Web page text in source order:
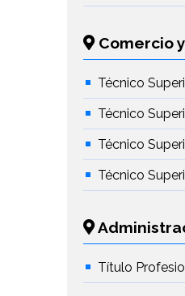
Comercio
Técnico
Técnico
Técnico
Técnico
Título